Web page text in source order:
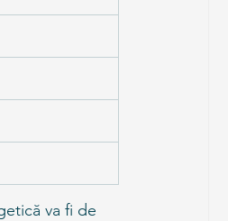
va fi de